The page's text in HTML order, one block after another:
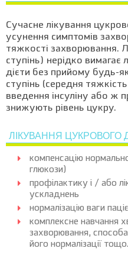
Сучасне лікування
усунення симптомів
тяжкості захворювання.
ступінь) нерідко
дієти без прийому будь-
ступінь (середня
введення інсуліну або ж
знижують рівень цукру.
ЛІКУВАННЯ ЦУКРОВОГО
компенсацію
глюкози)
профілактику і / або
ускладнень
нормалізацію ваги
комплексне навчання
захворювання,
його нормалізації тощо.